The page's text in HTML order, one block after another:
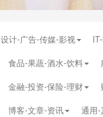
设计-广告-传媒-影视
食品-果蔬-酒水-饮料
金融-投资-保险-理财
博客-文章-资讯 通用-